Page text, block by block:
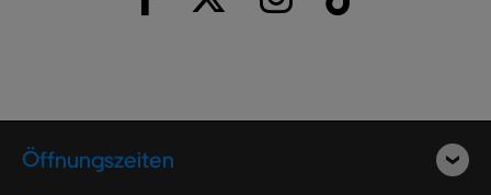
Öffnungszeiten